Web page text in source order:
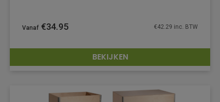
DETAILS
€34.95 €42.29 inc. BTW
BEKIJKEN